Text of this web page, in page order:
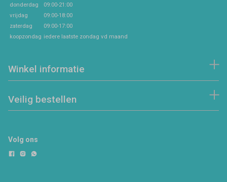
donderdag
09:00-21:00
vrijdag
09:00-18:00
zaterdag
09:00-17:00
koopzondag iedere laatste zondag vd maand
Winkel informatie
Veilig bestellen
Volg ons